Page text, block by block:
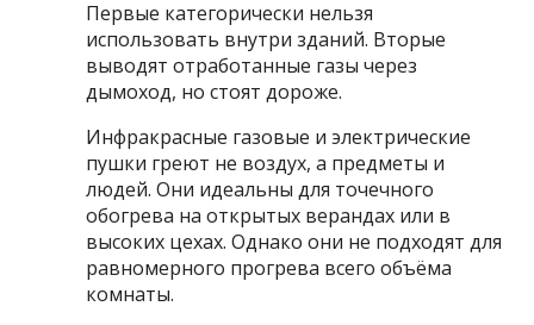
Первые категорически нельзя
использовать внутри зданий. Вторые
выводят отработанные газы через
дымоход, но стоят дороже.
Инфракрасные газовые и электрические
пушки греют не воздух, а предметы и
людей. Они идеальны для точечного
обогрева на открытых верандах или в
высоких цехах. Однако они не подходят для
равномерного прогрева всего объёма
комнаты.